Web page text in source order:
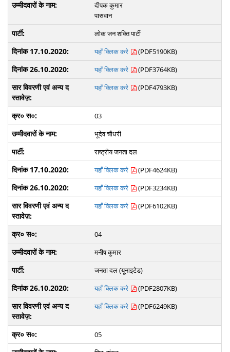
दीपक कुमार
पासवान
लोक जन शक्ति पार्टी
यहाँ क्लिक करे
(PDF5190KB)
यहाँ क्लिक करे
(PDF3764KB)
यहाँ क्लिक करे
(PDF4793KB)
03
भूदेव चौधरी
राष्ट्रीय जनता दल
यहाँ क्लिक करे
(PDF4624KB)
यहाँ क्लिक करे
(PDF3234KB)
यहाँ क्लिक करे
(PDF6102KB)
04
मनीष कुमार
जनता दल (यूनाइटेड)
यहाँ क्लिक करे
(PDF2807KB)
यहाँ क्लिक करे
(PDF6249KB)
05